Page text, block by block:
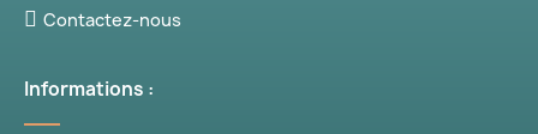
Contactez-nous
Informations :